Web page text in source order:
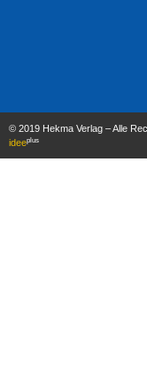
© 2019 Hekma Verlag – Alle
ideeplus